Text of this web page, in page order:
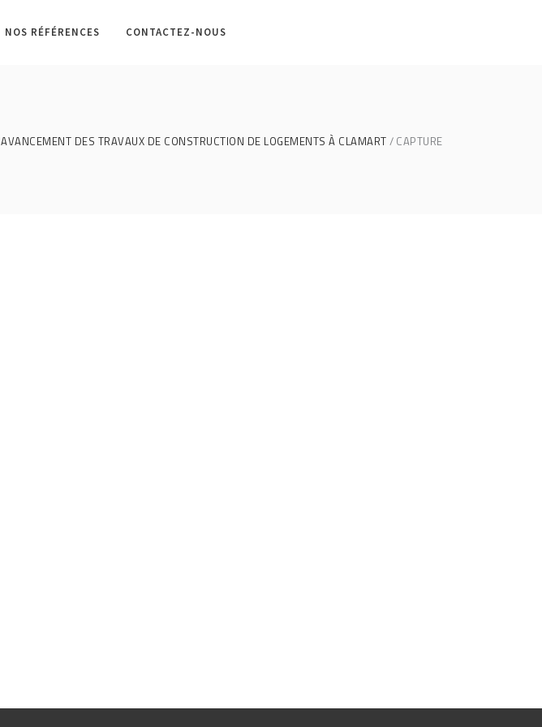
NOS RÉFÉRENCES CONTACTEZ-NOUS
AVANCEMENT DES TRAVAUX DE CONSTRUCTION DE LOGEMENTS À CLAMART CAPTURE